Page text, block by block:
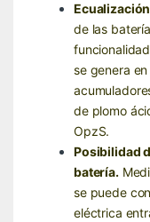
de las
se genera
de plomo
OpzS.
Posibilidad
batería.
se puede
eléctrica